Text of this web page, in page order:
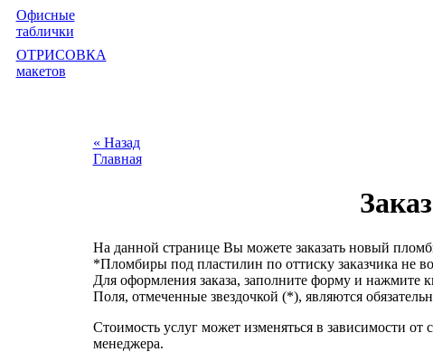
Офисные
таблички
ОТРИСОВКА
макетов
« Назад
Главная
На данной странице Вы можете заказать новый
*Пломбиры под пластилин по оттиску заказчика не
Для оформления заказа, заполните форму и нажмите
Поля, отмеченные звездочкой (*), являются
Стоимость услуг может изменяться в зависимости
менеджера.